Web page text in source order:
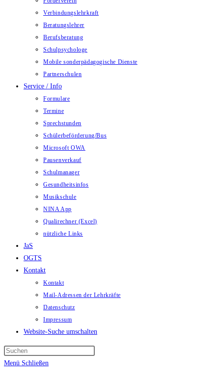
Verbindungslehrkraft
Beratungslehrer
Berufsberatung
Schulpsychologe
Mobile sonderpädagogische Dienste
Partnerschulen
Service / Info
Formulare
Termine
Sprechstunden
Schülerbeförderung/Bus
Microsoft OWA
Pausenverkauf
Schulmanager
Gesundheitsinfos
Musikschule
NINA App
Qualirechner (Excel)
nützliche Links
JaS
OGTS
Kontakt
Kontakt
Mail-Adressen der Lehrkräfte
Datenschutz
Impressum
Website-Suche umschalten
Menü Schließen